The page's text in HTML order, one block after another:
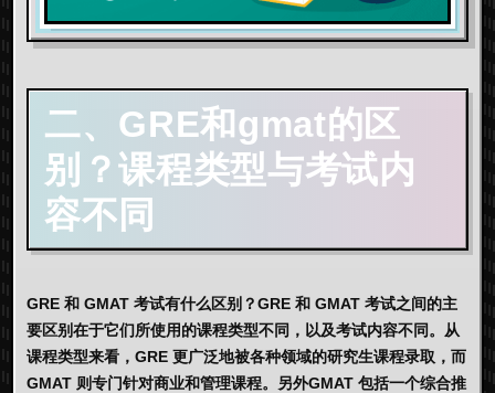
二、GRE和gmat的区
别？课程类型与考试内
容不同
GRE 和 GMAT 考试有什么区别？GRE 和 GMAT 考试之间的主
要区别在于它们所使用的课程类型不同，以及考试内容不同。从
课程类型来看，GRE 更广泛地被各种领域的研究生课程录取，而
GMAT 则专门针对商业和管理课程。另外GMAT 包括一个综合推